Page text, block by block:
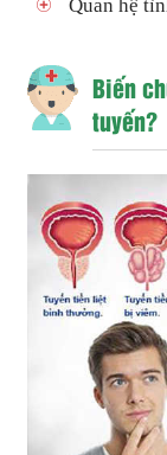
Quan hệ
Biến
tuyến?